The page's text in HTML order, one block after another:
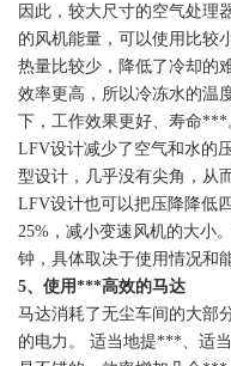
因此，较大尺寸的空气处理
的风机能量，可以使用比较
热量比较少，降低了冷却的
效率更高，所以冷冻水的温
下，工作效果更好、寿命***
LFV设计减少了空气和水的
型设计，几乎没有尖角，从
LFV设计也可以把压降降低
25%，减小变速风机的大小
钟，具体取决于使用情况和
5、使用***高效的马达
马达消耗了无尘车间的大部
的电力。 适当地提***、适